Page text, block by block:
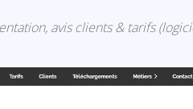
avis clients & tarifs